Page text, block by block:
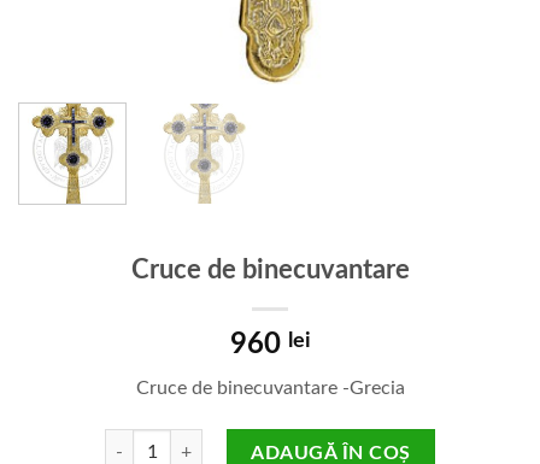
Cruce de binecuvantare
960 lei
Cruce de binecuvantare -Grecia
Cantitate Cruce de binecuvantare
ADAUGĂ ÎN COȘ